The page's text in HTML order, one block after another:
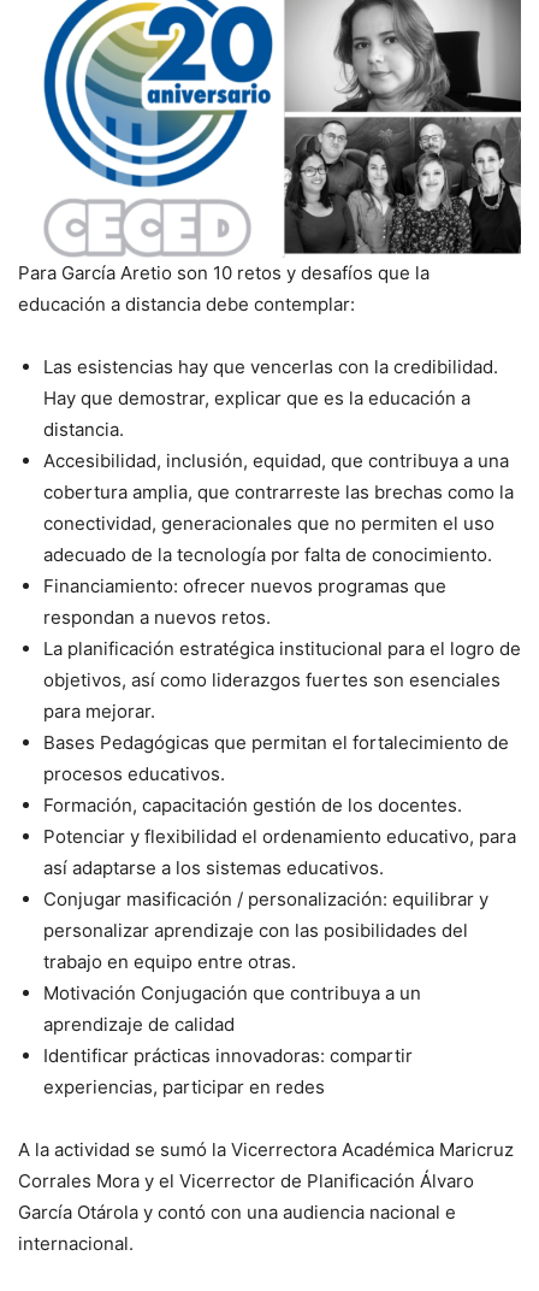
Para García Aretio son 10 retos y desafíos que la
educación a distancia debe contemplar:
Las esistencias hay que vencerlas con la credibilidad.
Hay que demostrar, explicar que es la educación a
distancia.
Accesibilidad, inclusión, equidad, que contribuya a una
cobertura amplia, que contrarreste las brechas como la
conectividad, generacionales que no permiten el uso
adecuado de la tecnología por falta de conocimiento.
Financiamiento: ofrecer nuevos programas que
respondan a nuevos retos.
La planificación estratégica institucional para el logro de
objetivos, así como liderazgos fuertes son esenciales
para mejorar.
Bases Pedagógicas que permitan el fortalecimiento de
procesos educativos.
Formación, capacitación gestión de los docentes.
Potenciar y flexibilidad el ordenamiento educativo, para
así adaptarse a los sistemas educativos.
Conjugar masificación / personalización: equilibrar y
personalizar aprendizaje con las posibilidades del
trabajo en equipo entre otras.
Motivación Conjugación que contribuya a un
aprendizaje de calidad
Identificar prácticas innovadoras: compartir
experiencias, participar en redes
A la actividad se sumó la Vicerrectora Académica Maricruz
Corrales Mora y el Vicerrector de Planificación Álvaro
García Otárola y contó con una audiencia nacional e
internacional.